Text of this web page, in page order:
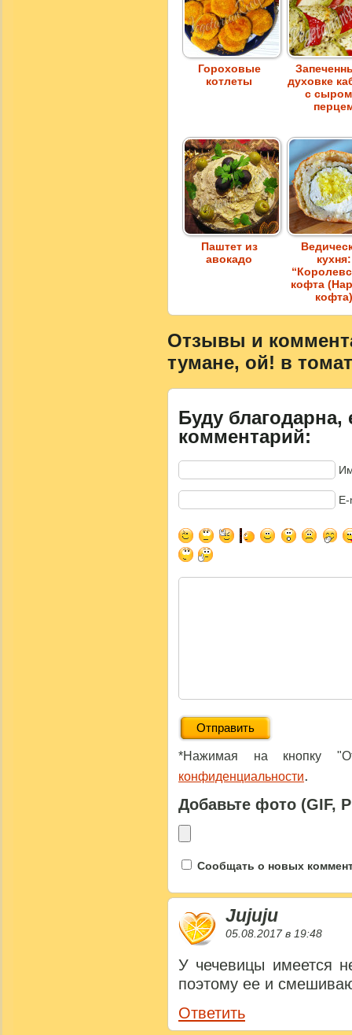
Гороховые
котлеты
духовке
с
Паштет из
авокадо
кухня:
кофта
кофта)
Отзывы и
тумане, ой! в
Буду благодарна,
комментарий:
*Нажимая на кнопку
конфиденциальности.
Добавьте фото (GIF,
Сообщать о новых
Jujuju
05.08.2017 в 19:48
У чечевицы имеется
поэтому ее и
Ответить